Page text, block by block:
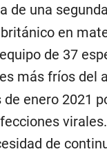
de una
en
de 37
más fríos del
enero 2021
de